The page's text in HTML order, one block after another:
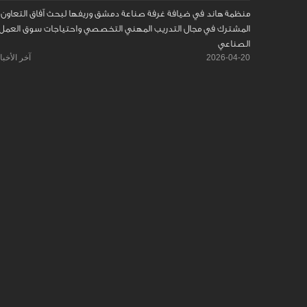
منظمة هاند في ضيافة غرفة صناعة دمشق وريفها لبحث آفاق التعاون
المشترك في مجال التدريب المهني التخصصي واحتياجات سوق
الصناعي
2026-04-20 آخر